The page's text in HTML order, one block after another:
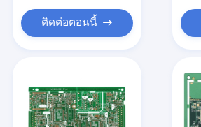
ติดต่อตอนนี้